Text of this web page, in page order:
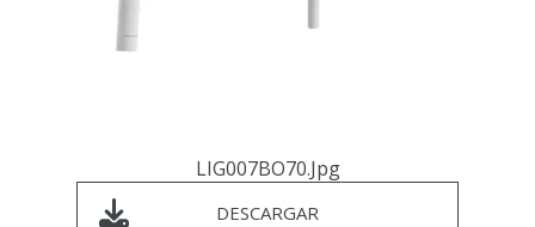
LIG007BO70.jpg
DESCARGAR